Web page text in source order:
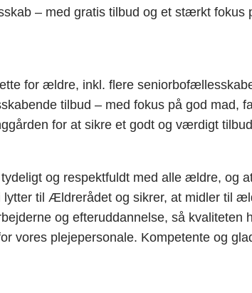
– med gratis tilbud og et stærkt fokus
for ældre, inkl. flere
tilbud – med fokus på god mad,
for at sikre et godt og værdigt
og respektfuldt med alle ældre, og
til Ældrerådet og sikrer, at midler til
og efteruddannelse, så
vores plejepersonale. Kompetente og